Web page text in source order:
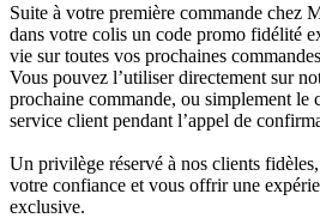
Suite à votre première commande chez
dans votre colis un code promo fidélité
vie sur toutes vos prochaines
Vous pouvez l’utiliser directement sur
prochaine commande, ou simplement le
service client pendant l’appel de
Un privilège réservé à nos clients
votre confiance et vous offrir une
exclusive.